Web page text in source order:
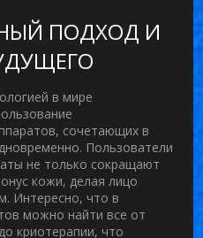
ПОДХОД И
в мире
сочетающих в
Пользователи
не только сокращают
кожи, делая лицо
Интересно, что в
можно найти все от
криотерапии, что